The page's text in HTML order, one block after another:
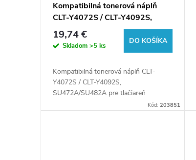
Kompatibilná tonerová náplň
CLT-Y4072S / CLT-Y4092S,
SU472A/SU482A, 1000 listov
pre tlačiarne Samsung (Orink
19,74 €
Skladom >5 ks
DO KOŠÍKA
Kompatibilná tonerová náplň CLT-
Y4072S / CLT-Y4092S,
SU472A/SU482A pre tlačiareň
Kód:203851